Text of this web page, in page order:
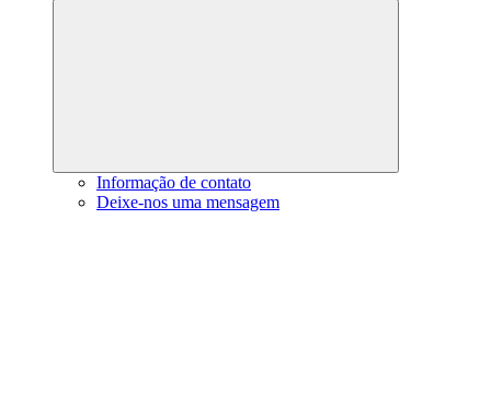
Informação de contato
Deixe-nos uma mensagem